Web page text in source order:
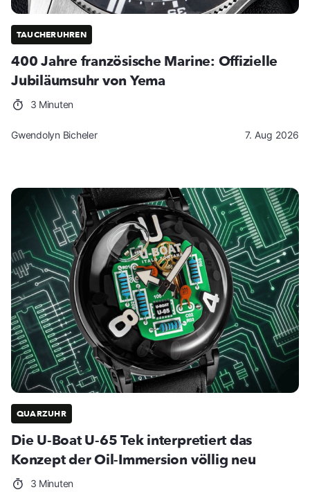
TAUCHERUHREN
400 Jahre französische Marine: Offizielle
Jubiläumsuhr von Yema
3 Minuten
Gwendolyn Bicheler 7. Aug 2026
QUARZUHR
Die U-Boat U-65 Tek interpretiert das
Konzept der Oil-Immersion völlig neu
3 Minuten